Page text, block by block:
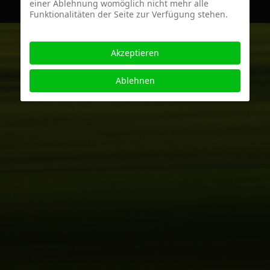
einer Ablehnung womöglich nicht mehr alle
Funktionalitäten der Seite zur Verfügung stehen.
Akzeptieren
Ablehnen